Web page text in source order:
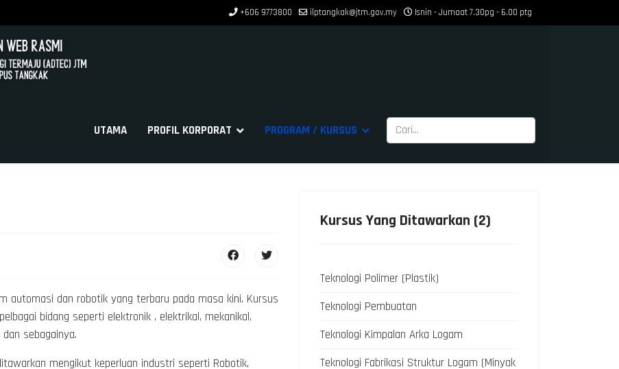
+606 9773800 ilptangkak@jtm.gov.my Isnin - Jumaat 7.30pg - 6.00 ptg
UTAMA PROFIL KORPORAT PROGRAM / KURSUS
Cari
automasi dan robotik yang terbaru pada masa kini. Kursus
bidang seperti elektronik , elektrikal, mekanikal,
sebagainya.
mengikut keperluan industri seperti Robotik,
Kursus Yang Ditawarkan (2)
Teknologi Polimer (Plastik)
Teknologi Pembuatan
Teknologi Kimpalan Arka Logam
Teknologi Fabrikasi Struktur Logam (Minyak